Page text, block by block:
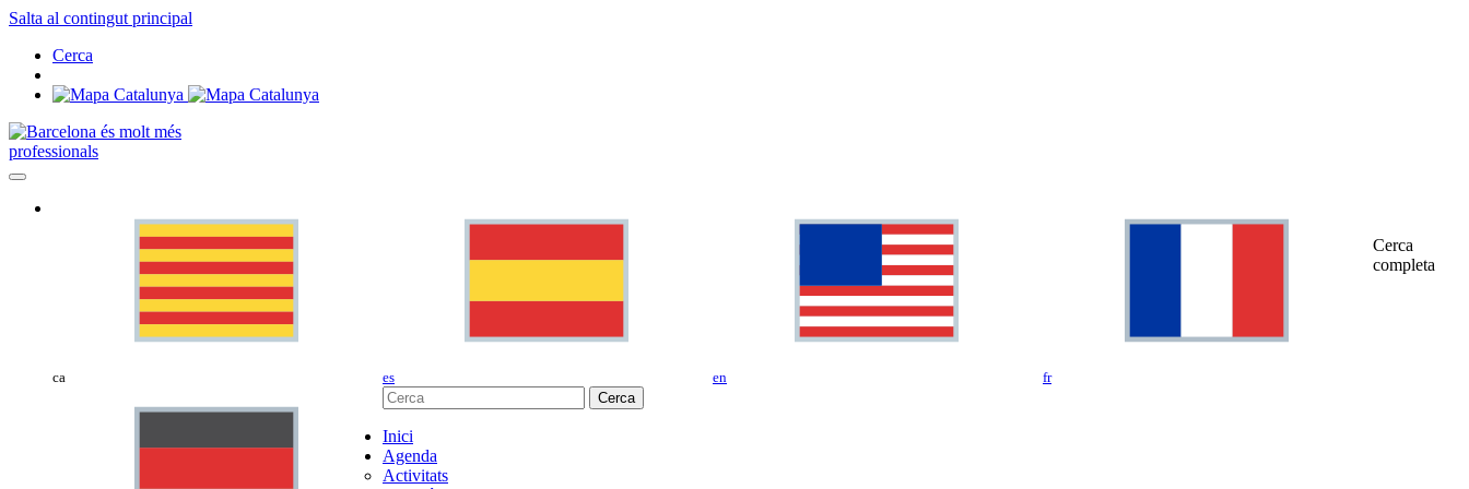
Salta al contingut principal
Cerca
professionals
ca es en fr
Cerca
completa
Cerca
Inici
Agenda
Activitats